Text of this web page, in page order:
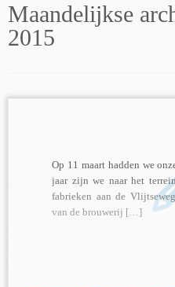
Maandelijkse
2015
Op 11 maart hadden we
jaar zijn we naar het
fabrieken aan de
van de brouwerij […]